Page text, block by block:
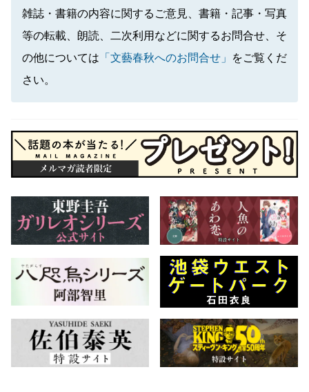
雑誌・書籍の内容に関するご意見、書籍・記事・写真
等の転載、朗読、二次利用などに関するお問合せ、そ
の他については 「文藝春秋へのお問合せ」
をご覧くだ
さい。